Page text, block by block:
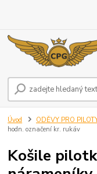
Úvod ODĚVY PRO
hodn. označení kr. rukáv
Košile